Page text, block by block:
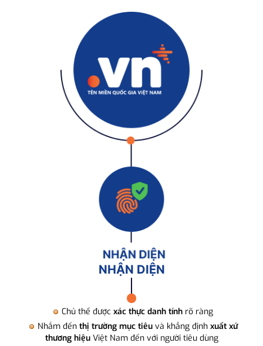
NHẬN DIỆN
Chủ thể được xác thực danh tính rõ ràng
Nhắm đến thị trường mục tiêuvà khẳng định xuất xứ
thương hiệuViệt Nam đến với người tiêu dùng